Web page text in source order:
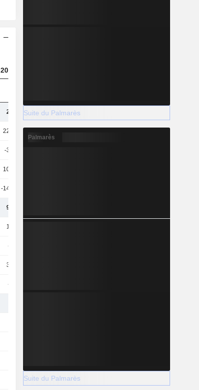
2023
20,6 M 23,84 M
22,44 M
-3,58 M
10,48 M
-14,78 M
9,91 M
12,8 M
-288 k
3,64 M
-232 k
- -
Suite du Palmarès
Palmarès
Suite du Palmarès